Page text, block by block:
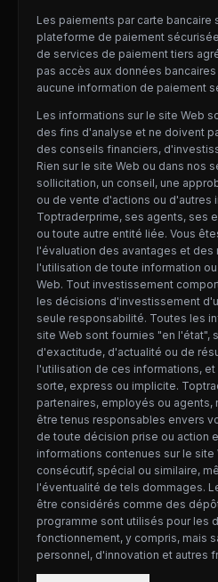
Les paiements par carte bancaire
plateforme de paiement
de services de paiement tiers
pas accès aux données
aucune information de paiement
Les informations sur le site Web
des fins d'analyse et ne doivent
des conseils financiers,
Rien sur le site Web ou dans nos
sollicitation, un conseil, une
ou de vente d'actions ou d'autres
Toptraderprime, ses agents, ses
ou toute autre entité liée. Vous
l'évaluation des avantages et des
l'utilisation de toute information
Web. Tout investissement
les décisions d'investissement
seule responsabilité. Toutes les
site Web sont fournies "en l'état",
d'exactitude, d'actualité ou de
l'utilisation de ces informations,
sorte, express ou implicite.
partenaires, employés ou agents,
être tenus responsables envers
de toute décision prise ou action
informations contenues sur le
consécutif, spécial ou similaire,
l'éventualité de tels dommages.
être considérés comme des
programme sont utilisés pour les
fonctionnement, y compris, mais
personnel, d'innovation et autres